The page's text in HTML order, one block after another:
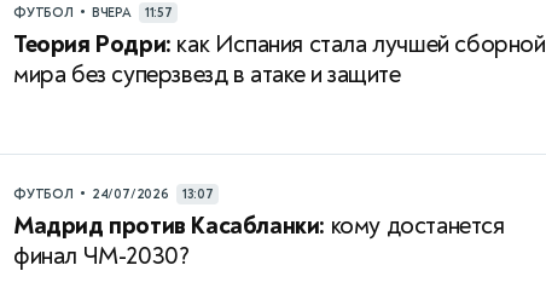
ФУТБОЛ • ВЧЕРА 11:57
Теория Родри: как Испания стала лучшей сборной
мира без суперзвезд в атаке и защите
ФУТБОЛ • 24/07/2026 13:07
Мадрид против Касабланки: кому достанется
финал ЧМ-2030?